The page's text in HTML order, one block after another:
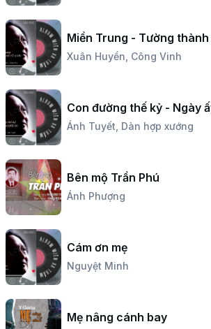
Miền Trung - Tường
quốc
Xuân Huyền, Công Vinh
Con đường thế kỷ - Ngày ấy
người đi
Ánh Tuyết, Dàn hợp xướng
Bên mộ Trần Phú
Ánh Phượng
Cám ơn mẹ
Nguyệt Minh
Mẹ nâng cánh bay